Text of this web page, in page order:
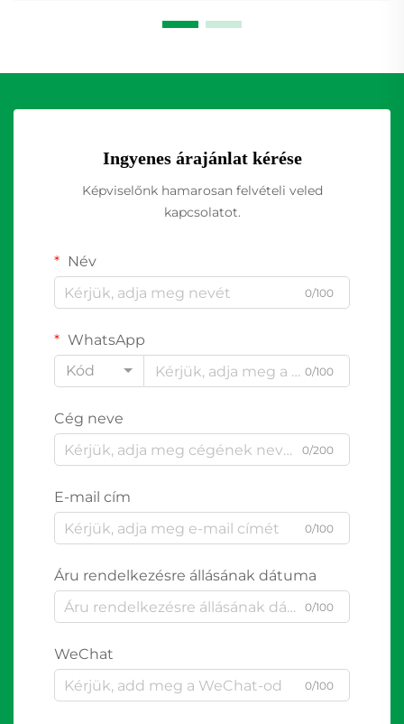
Ingyenes árajánlat kérése
Képviselőnk hamarosan felvételi veled
kapcsolatot.
Név
0/100
WhatsApp
Kód
0/100
Cég neve
0/200
E-mail cím
0/100
Áru rendelkezésre állásának dátuma
0/100
WeChat
0/100